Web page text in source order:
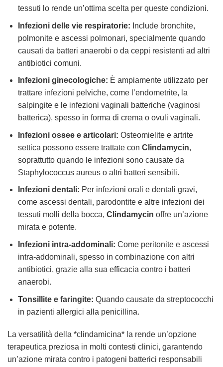
tessuti lo rende un’ottima scelta per queste condizioni.
Infezioni delle vie respiratorie: Include bronchite,
polmonite e ascessi polmonari, specialmente quando
causati da batteri anaerobi o da ceppi resistenti ad altri
antibiotici comuni.
Infezioni ginecologiche: È ampiamente utilizzato per
trattare infezioni pelviche, come l’endometrite, la
salpingite e le infezioni vaginali batteriche (vaginosi
batterica), spesso in forma di crema o ovuli vaginali.
Infezioni ossee e articolari: Osteomielite e artrite
settica possono essere trattate con Clindamycin,
soprattutto quando le infezioni sono causate da
Staphylococcus aureus o altri batteri sensibili.
Infezioni dentali: Per infezioni orali e dentali gravi,
come ascessi dentali, parodontite e altre infezioni dei
tessuti molli della bocca, Clindamycin offre un’azione
mirata e potente.
Infezioni intra-addominali: Come peritonite e ascessi
intra-addominali, spesso in combinazione con altri
antibiotici, grazie alla sua efficacia contro i batteri
anaerobi.
Tonsillite e faringite: Quando causate da streptococchi
in pazienti allergici alla penicillina.
La versatilità della *clindamicina* la rende un’opzione
terapeutica preziosa in molti contesti clinici, garantendo
un’azione mirata contro i patogeni batterici responsabili